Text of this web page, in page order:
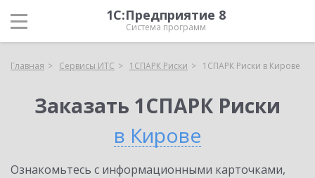
1С:Предприятие 8
Система программ
Главная Сервисы ИТС 1СПАРК Риски 1СПАРК Риски в Кирове
Заказать 1СПАРК Риски
в Кирове
Ознакомьтесь с информационными карточками,